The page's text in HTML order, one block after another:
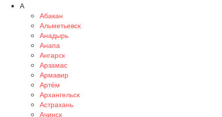
А
Абакан
Альметьевск
Анадырь
Анапа
Ангарск
Арзамас
Армавир
Артём
Архангельск
Астрахань
Ачинск